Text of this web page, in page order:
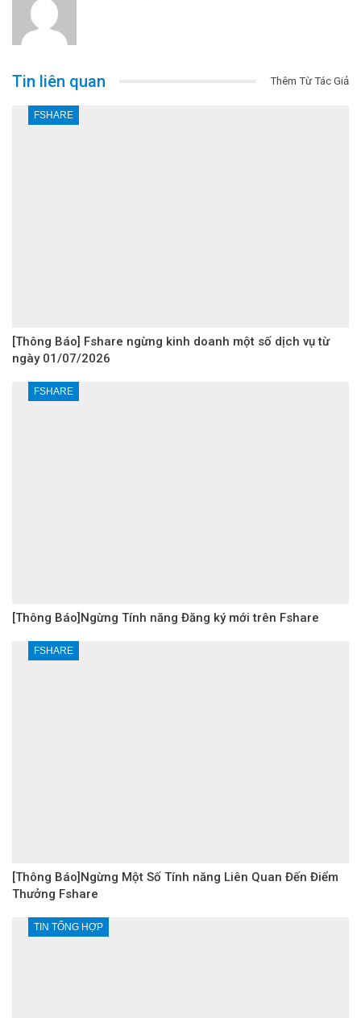
Tin liên quan Thêm Từ Tác Giả
FSHARE
[Thông Báo] Fshare ngừng kinh doanh một số dịch vụ từ
ngày 01/07/2026
FSHARE
[Thông Báo]Ngừng Tính năng Đăng ký mới trên Fshare
FSHARE
[Thông Báo]Ngừng Một Số Tính năng Liên Quan Đến Điểm
Thưởng Fshare
TIN TỔNG HỢP